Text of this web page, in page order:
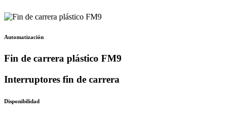
Automatización
Fin de carrera plástico FM9
Interruptores fin de carrera
Disponibilidad